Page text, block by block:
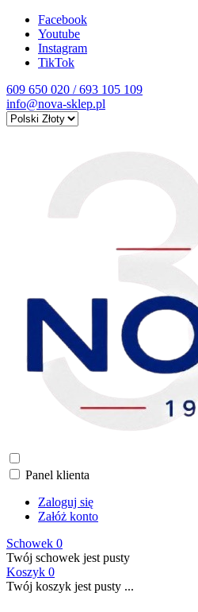
Facebook
Youtube
Instagram
TikTok
609 650 020 / 693 105 109
info@nova-sklep.pl
Panel klienta
Zaloguj się
Załóż konto
Schowek 0
Twój schowek jest pusty
Koszyk 0
Twój koszyk jest pusty ...